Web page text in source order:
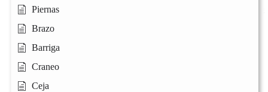
Piernas
Brazo
Barriga
Craneo
Ceja